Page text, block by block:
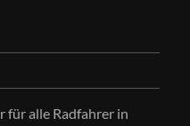
für alle Radfahrer in